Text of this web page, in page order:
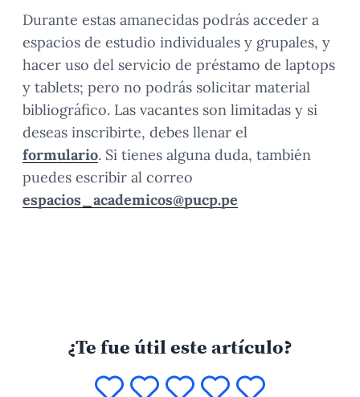
Durante estas amanecidas podrás acceder a
espacios de estudio individuales y grupales, y
hacer uso del servicio de préstamo de laptops
y tablets; pero no podrás solicitar material
bibliográfico. Las vacantes son limitadas y si
deseas inscribirte, debes llenar el
formulario. Si tienes alguna duda, también
puedes escribir al correo
espacios_academicos@pucp.pe
¿Te fue útil este artículo?